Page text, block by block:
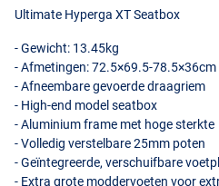
Ultimate Hyperga XT Seatbox
- Gewicht: 13.45kg
- Afmetingen: 72.5×69.5-78.5×36cm
- Afneembare gevoerde draagriem
- High-end model seatbox
- Aluminium frame met hoge sterkte
- Volledig verstelbare 25mm poten
- Geïntegreerde, verschuifbare
- Extra grote moddervoeten voor